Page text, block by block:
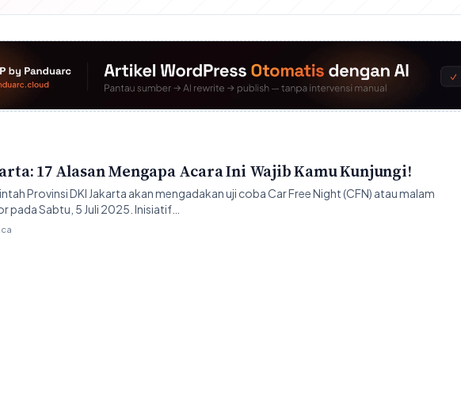
17 Alasan Mengapa Acara Ini Wajib Kamu Kunjungi!
Provinsi DKI Jakarta akan mengadakan uji coba Car Free Night (CFN) atau malam
Sabtu, 5 Juli 2025. Inisiatif…